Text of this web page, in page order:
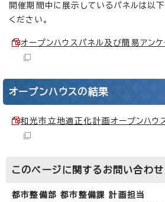
開催期間中に展示しているパネルは以
ください。
オープンハウスパネル及び簡易アン
オープンハウスの結果
和光市立地適正化計画オープンハ
このページに関する お問い合わせ
都市整備部 都市整備課 計画担当